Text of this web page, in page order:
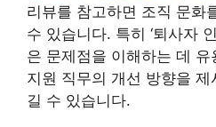
리뷰를 참고하면 조직 문화
수 있습니다. 특히 ‘퇴사자
은 문제점을 이해하는 데
지원 직무의 개선 방향을
길 수 있습니다.